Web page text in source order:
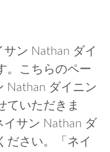
ン Nathan ダイ
。こちらのペー
Nathan ダイニン
ていただきま
サン Nathan ダ
ださい。「ネイ